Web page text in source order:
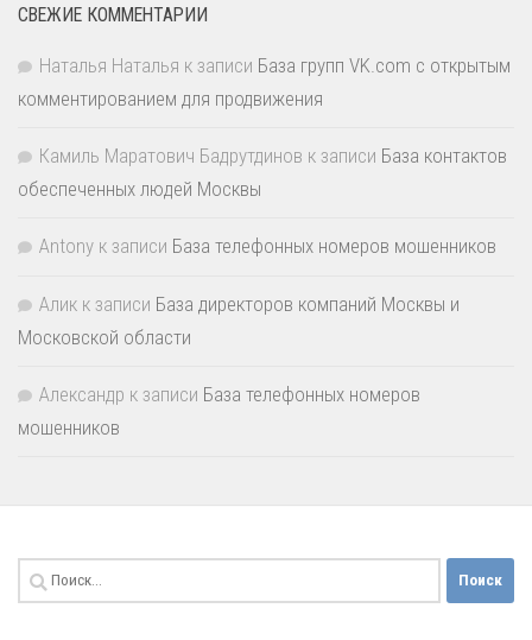
СВЕЖИЕ КОММЕНТАРИИ
Наталья Наталья к записи База групп VK.com с открытым
комментированием для продвижения
Камиль Маратович Бадрутдинов к записи База контактов
обеспеченных людей Москвы
Antony к записи База телефонных номеров мошенников
Алик к записи База директоров компаний Москвы и
Московской области
Александр к записи База телефонных номеров
мошенников
Найти: